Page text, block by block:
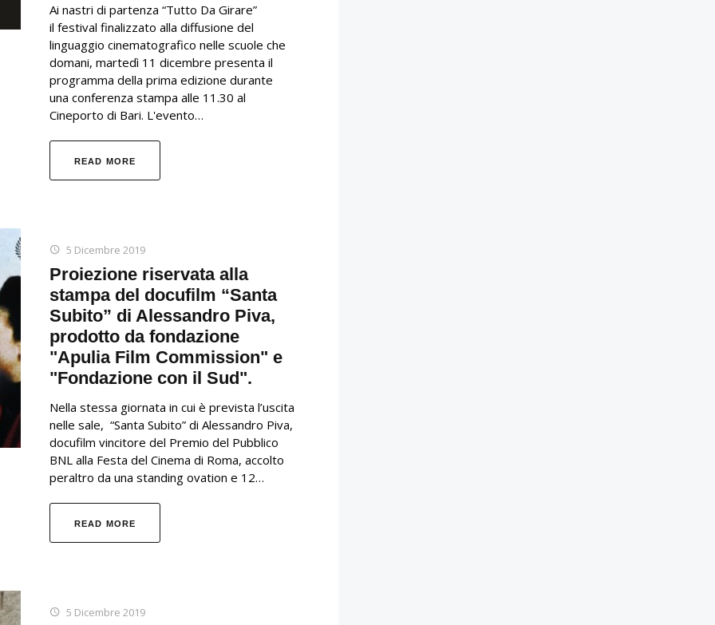
Ai nastri di partenza “Tutto Da Girare”
il festival finalizzato alla diffusione del
linguaggio cinematografico nelle scuole che
domani, martedì 11 dicembre presenta il
programma della prima edizione durante
una conferenza stampa alle 11.30 al
Cineporto di Bari. L'evento…
READ MORE
5 Dicembre 2019
Proiezione riservata alla
stampa del docufilm “Santa
Subito” di Alessandro Piva,
prodotto da fondazione
"Apulia Film Commission" e
"Fondazione con il Sud".
Nella stessa giornata in cui è prevista l’uscita
nelle sale, “Santa Subito” di Alessandro Piva,
docufilm vincitore del Premio del Pubblico
BNL alla Festa del Cinema di Roma, accolto
peraltro da una standing ovation e 12…
READ MORE
5 Dicembre 2019